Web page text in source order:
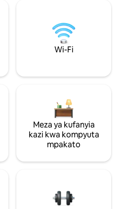
Wi-Fi
Meza ya kufanyia
kazi kwa kompyuta
mpakato